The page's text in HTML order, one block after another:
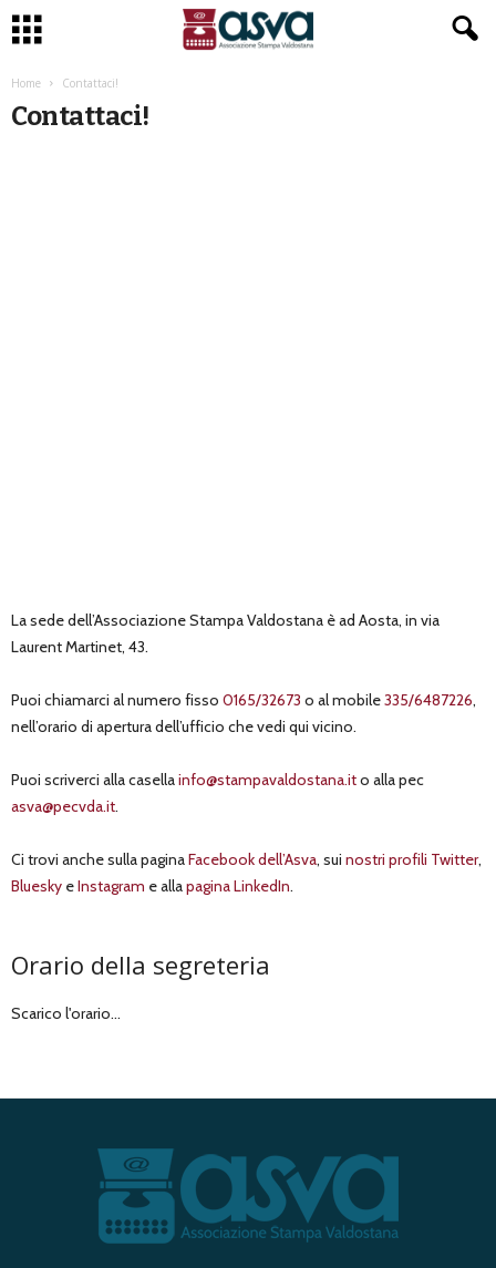
Home Contattaci!
Contattaci!
La sede dell’Associazione Stampa Valdostana è ad Aosta, in via
Laurent Martinet, 43.
Puoi chiamarci al numero fisso 0165/32673 o al mobile335/6487226,
nell’orario di apertura dell’ufficio che vedi qui vicino.
Puoi scriverci alla casellainfo@stampavaldostana.ito alla pec
asva@pecvda.it.
Ci trovi anche sulla paginaFacebook dell’Asva, sui nostri profili Twitter,
Bluesky eInstagram e allapagina LinkedIn.
Orario della segreteria
Scarico l'orario...